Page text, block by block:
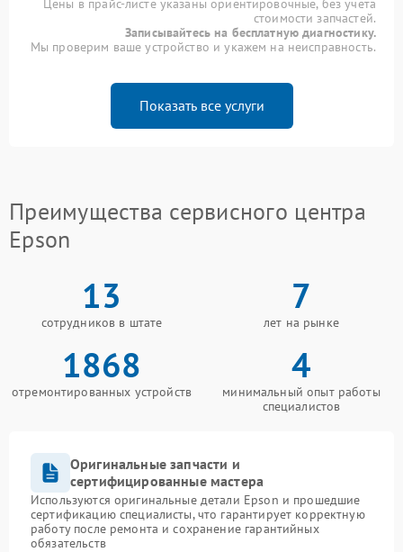
Цены в прайс-листе указаны ориентировочные, без учета
стоимости запчастей.
Записывайтесь на бесплатную диагностику.
Мы проверим ваше устройство и укажем на неисправность.
Показать все услуги
Преимущества сервисного центра
Epson
13
сотрудников в штате
7
лет на рынке
1868
отремонтированных устройств
4
минимальный опыт работы
специалистов
Оригинальные запчасти и
сертифицированные мастера
Используются оригинальные детали Epson и прошедшие
сертификацию специалисты, что гарантирует корректную
работу после ремонта и сохранение гарантийных
обязательств